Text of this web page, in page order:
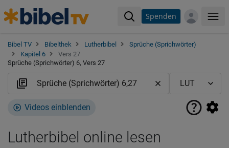
Spenden
Bibel TV Bibelthek Lutherbibel
Sprüche (Sprichwörter)
Kapitel 6
Vers 27
Sprüche (Sprichwörter) 6, Vers 27
Videos einblenden
Lutherbibel online lesen